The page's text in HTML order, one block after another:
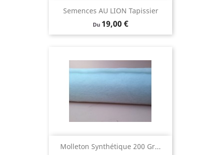
Semences AU LION Tapissier
Du Prix
19,00 €
Molleton Synthétique 200 Gr...